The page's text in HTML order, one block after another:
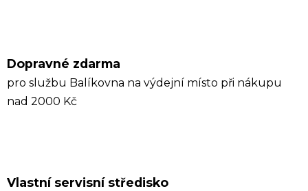
Dopravné zdarma
pro službu Balíkovna na výdejní místo při nákupu
nad 2000 Kč
Vlastní servisní středisko